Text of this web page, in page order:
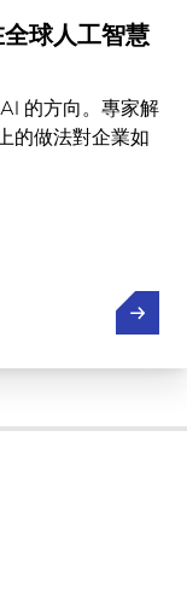
球人工智慧
的方向。專家解
的做法對企業如
科技外